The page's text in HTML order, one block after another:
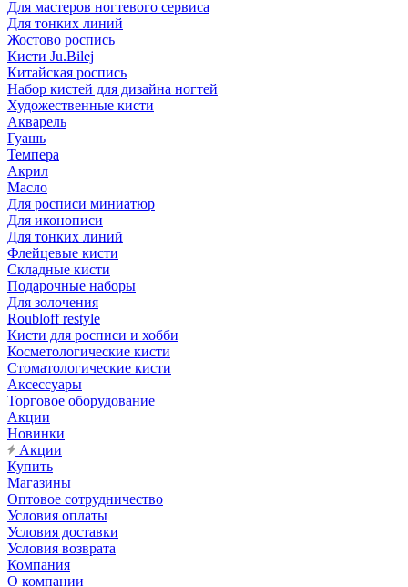
Для мастеров ногтевого сервиса
Для тонких линий
Жостово роспись
Кисти Ju.Bilej
Китайская роспись
Набор кистей для дизайна ногтей
Художественные кисти
Акварель
Гуашь
Темпера
Акрил
Масло
Для росписи миниатюр
Для иконописи
Для тонких линий
Флейцевые кисти
Складные кисти
Подарочные наборы
Для золочения
Roubloff restyle
Кисти для росписи и хобби
Косметологические кисти
Стоматологические кисти
Аксессуары
Торговое оборудование
Акции
Новинки
Акции
Купить
Магазины
Оптовое сотрудничество
Условия оплаты
Условия доставки
Условия возврата
Компания
О компании